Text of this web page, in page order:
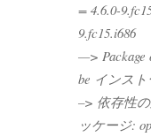
= 4.6.0-
9.fc15.i686
—> Package
be インス
–> 依存性
ッケージ: